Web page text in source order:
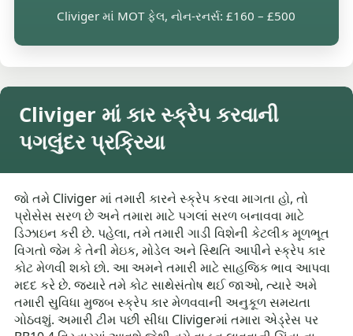
Cliviger માં MOT ફેલ, નોન-રનર્સ: £160 – £500
Cliviger માં કાર સ્ક્રેપ કરવાની
પગલુંદર પ્રક્રિયા
જો તમે Cliviger માં તમારી કારને સ્ક્રેપ કરવા માગતા હો, તો
પ્રોસેસ સરળ છે અને તમારા માટે પગલાં સરળ બનાવવા માટે
ડિઝાઇન કરી છે. પહેલા, તમે તમારી ગાડી વિશેની કેટલીક મૂળભૂત
વિગતો જેમ કે તેની મેઇક, મોડેલ અને સ્થિતિ આપીને સ્ક્રેપ કાર
કોટ મેળવી શકો છો. આ અમને તમારી માટે સાહજિક ભાવ આપવા
મદદ કરે છે. જ્યારે તમે કોટ સાથેસંતોષ થઈ જાઓ, ત્યારે અમે
તમારી સુવિધા મુજબ સ્ક્રેપ કાર મેળવવાની અનુકૂળ સમયતા
ગોઠવશું. અમારી ટીમ પછી સીધા Clivigerમાં તમારા એડ્રેસ પર